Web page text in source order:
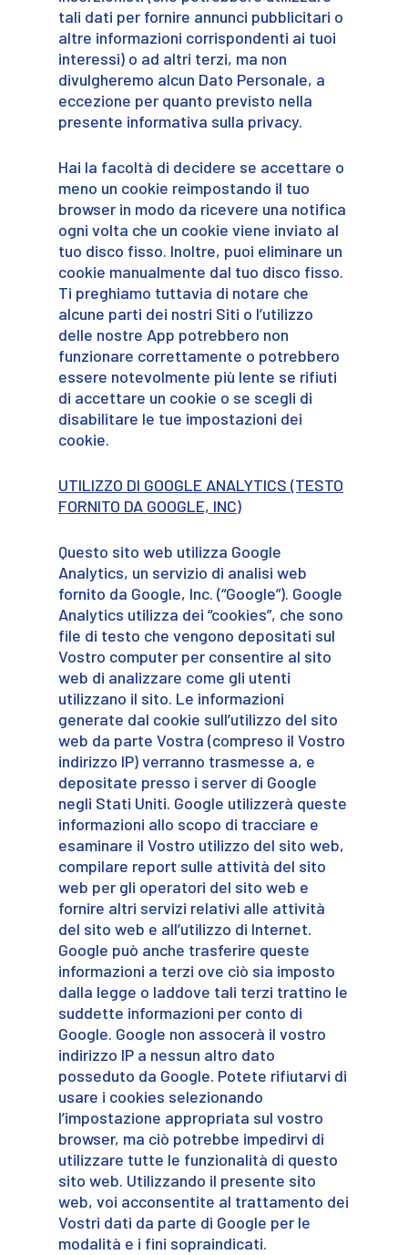
tali dati per fornire annunci pubblicitari o
altre informazioni corrispondenti ai tuoi
interessi) o ad altri terzi, ma non
divulgheremo alcun Dato Personale, a
eccezione per quanto previsto nella
presente informativa sulla privacy.
Hai la facoltà di decidere se accettare o
meno un cookie reimpostando il tuo
browser in modo da ricevere una notifica
ogni volta che un cookie viene inviato al
tuo disco fisso. Inoltre, puoi eliminare un
cookie manualmente dal tuo disco fisso.
Ti preghiamo tuttavia di notare che
alcune parti dei nostri Siti o l’utilizzo
delle nostre App potrebbero non
funzionare correttamente o potrebbero
essere notevolmente più lente se rifiuti
di accettare un cookie o se scegli di
disabilitare le tue impostazioni dei
cookie.
UTILIZZO DI GOOGLE ANALYTICS (TESTO
FORNITO DA GOOGLE, INC)
Questo sito web utilizza Google
Analytics, un servizio di analisi web
fornito da Google, Inc. (“Google”). Google
Analytics utilizza dei “cookies”, che sono
file di testo che vengono depositati sul
Vostro computer per consentire al sito
web di analizzare come gli utenti
utilizzano il sito. Le informazioni
generate dal cookie sull’utilizzo del sito
web da parte Vostra (compreso il Vostro
indirizzo IP) verranno trasmesse a, e
depositate presso i server di Google
negli Stati Uniti. Google utilizzerà queste
informazioni allo scopo di tracciare e
esaminare il Vostro utilizzo del sito web,
compilare report sulle attività del sito
web per gli operatori del sito web e
fornire altri servizi relativi alle attività
del sito web e all’utilizzo di Internet.
Google può anche trasferire queste
informazioni a terzi ove ciò sia imposto
dalla legge o laddove tali terzi trattino le
suddette informazioni per conto di
Google. Google non assocerà il vostro
indirizzo IP a nessun altro dato
posseduto da Google. Potete rifiutarvi di
usare i cookies selezionando
l’impostazione appropriata sul vostro
browser, ma ciò potrebbe impedirvi di
utilizzare tutte le funzionalità di questo
sito web. Utilizzando il presente sito
web, voi acconsentite al trattamento dei
Vostri dati da parte di Google per le
modalità e i fini sopraindicati.